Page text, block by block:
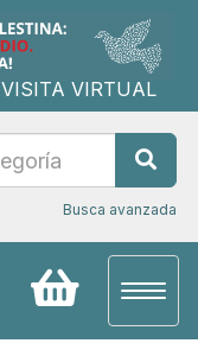
VISITA VIRTUAL
Busca avanzada